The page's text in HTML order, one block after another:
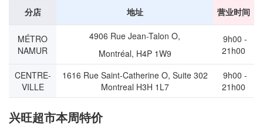
分店 地址 营业时间
MÉTRO
NAMUR
4906 Rue Jean-Talon O,
Montréal, H4P 1W9
9h00 -
21h00
CENTRE-
VILLE
1616 Rue Saint-Catherine O, Suite 302
Montreal H3H 1L7
9h00 -
21h00
​兴旺超市本周特价